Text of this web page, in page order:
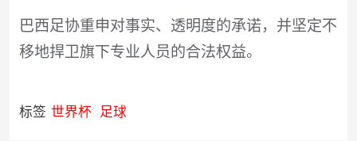
巴西足协重申对事实、透明度的承诺，并坚定不
移地捍卫旗下专业人员的合法权益。
标签 世界杯 足球